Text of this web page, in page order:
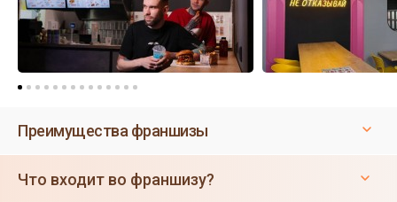
Преимущества франшизы
Что входит во франшизу?